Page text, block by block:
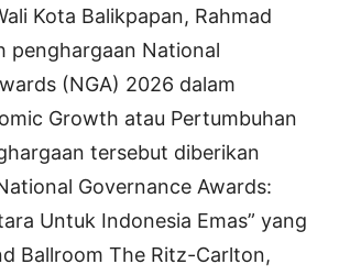
Kota Balikpapan, Rahmad
penghargaan National
(NGA) 2026 dalam
Growth atau Pertumbuhan
tersebut diberikan
Governance Awards:
Untuk Indonesia Emas” yang
Ballroom The Ritz-Carlton,